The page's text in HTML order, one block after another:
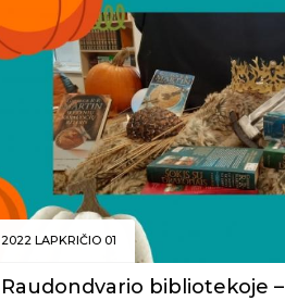
2022 LAPKRIČIO 01
Raudondvario bibliotekoje –